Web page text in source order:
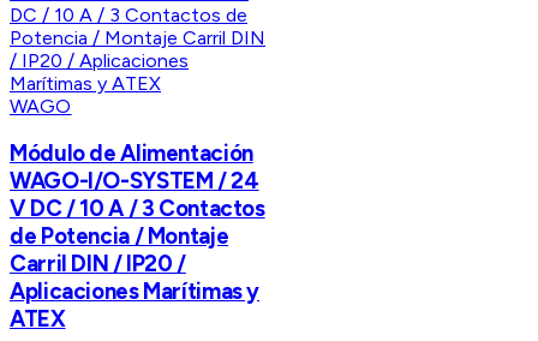
WAGO
Módulo de Alimentación
WAGO-I/O-SYSTEM / 24
V DC / 10 A / 3 Contactos
de Potencia / Montaje
Carril DIN / IP20 /
Aplicaciones Marítimas y
ATEX